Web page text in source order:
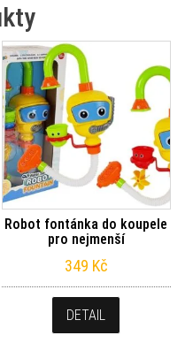
Robot fontánka do koupele
pro nejmenší
349 Kč
DETAIL